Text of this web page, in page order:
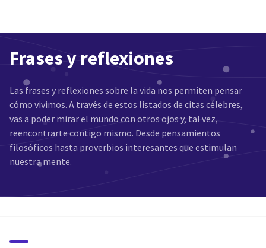
Frases y reflexiones
Las frases y reflexiones sobre la vida nos permiten pensar
cómo vivimos. A través de estos listados de citas célebres,
vas a poder mirar el mundo con otros ojos y, tal vez,
reencontrarte contigo mismo. Desde pensamientos
filosóficos hasta proverbios interesantes que estimulan
nuestra mente.